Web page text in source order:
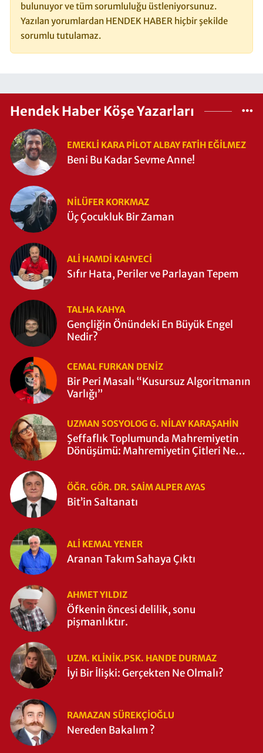
bulunuyor ve tüm sorumluluğu üstleniyorsunuz.
Yazılan yorumlardan HENDEK HABER hiçbir şekilde
sorumlu tutulamaz.
Hendek Haber Köşe Yazarları
EMEKLI KARA PILOT ALBAY FATIH EĞİLMEZ
Beni Bu Kadar Sevme Anne!
NILÜFER KORKMAZ
Üç Çocukluk Bir Zaman
ALI HAMDI KAHVECİ
Sıfır Hata, Periler ve Parlayan Tepem
TALHA KAHYA
Gençliğin Önündeki En Büyük Engel
Nedir?
CEMAL FURKAN DENİZ
Bir Peri Masalı “Kusursuz Algoritmanın
Varlığı”
UZMAN SOSYOLOG G. NILAY KARAŞAHİN
Şeffaflık Toplumunda Mahremiyetin
Dönüşümü: Mahremiyetin Çitleri Ne
ÖĞR. GÖR. DR. SAIM ALPER AYAS
Bit’in Saltanatı
ALI KEMAL YENER
Aranan Takım Sahaya Çıktı
AHMET YILDIZ
Öfkenin öncesi delilik, sonu
pişmanlıktır.
UZM. KLINIK.PSK. HANDE DURMAZ
İyi Bir İlişki: Gerçekten Ne Olmalı?
RAMAZAN SÜREKÇIOĞLU
Nereden Bakalım ?